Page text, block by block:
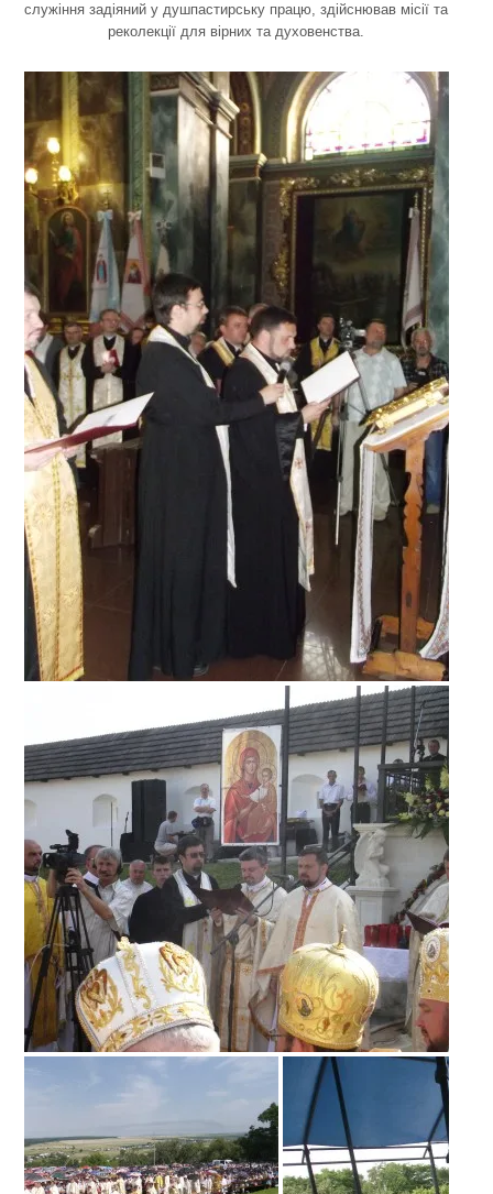
служіння задіяний у душпастирську працю, здійснював місії та
реколекції для вірних та духовенства.